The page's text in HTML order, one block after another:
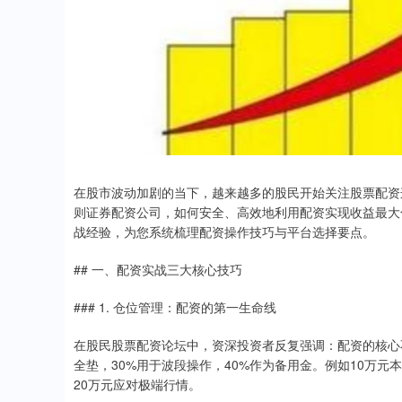
在股市波动加剧的当下，越来越多的股民开始关注股票配
则证券配资公司，如何安全、高效地利用配资实现收益最
战经验，为您系统梳理配资操作技巧与平台选择要点。
## 一、配资实战三大核心技巧
### 1. 仓位管理：配资的第一生命线
在股民股票配资论坛中，资深投资者反复强调：配资的核
全垫，30%用于波段操作，40%作为备用金。例如10万元
20万元应对极端行情。